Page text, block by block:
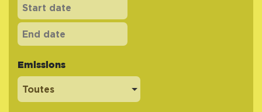
Emissions
Toutes